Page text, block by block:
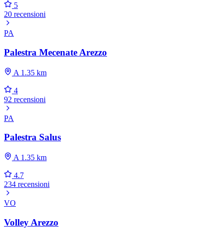
5
20 recensioni
PA
Palestra Mecenate Arezzo
A 1.35 km
4
92 recensioni
PA
Palestra Salus
A 1.35 km
4.7
234 recensioni
VO
Volley Arezzo